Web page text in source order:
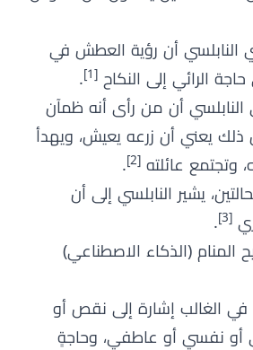
النابلسي أن رؤية العطش في
الرائي إلى النكاح [1]
.
النابلسي أن من رأى أنه ظمآن
ذلك يعني أن زرعه يعيش، ويهدأ
وتجتمع عائلته [2]
.
يشير النابلسي إلى أن
[3]
.
المنام (الذكاء الاصطناعي)
الغالب إشارة إلى نقص أو
أو نفسي أو عاطفي، وحاجةٍ